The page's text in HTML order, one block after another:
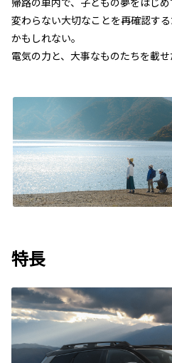
変わらない大切なことを再確認す
かもしれない。
電気の力と、大事なものたちを載せ
特長